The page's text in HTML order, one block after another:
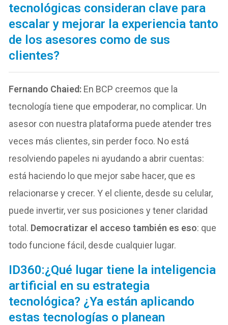
tecnológicas consideran clave para
escalar y mejorar la experiencia tanto
de los asesores como de sus
clientes?
Fernando Chaied: En BCP creemos que la
tecnología tiene que empoderar, no complicar. Un
asesor con nuestra plataforma puede atender tres
veces más clientes, sin perder foco. No está
resolviendo papeles ni ayudando a abrir cuentas:
está haciendo lo que mejor sabe hacer, que es
relacionarse y crecer. Y el cliente, desde su celular,
puede invertir, ver sus posiciones y tener claridad
total. Democratizar el acceso también es eso: que
todo funcione fácil, desde cualquier lugar.
ID360:¿Qué lugar tiene la inteligencia
artificial en su estrategia
tecnológica? ¿Ya están aplicando
estas tecnologías o planean